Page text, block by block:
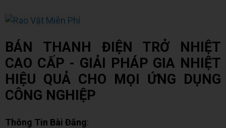
BÁN THANH ĐIỆN TRỞ NHIỆT
CAO CẤP - GIẢI PHÁP GIA NHIỆT
HIỆU QUẢ CHO MỌI ỨNG DỤNG
CÔNG NGHIỆP
Thông Tin Bài Đăng: